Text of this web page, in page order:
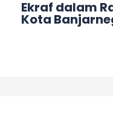
Ekraf dalam
Kota